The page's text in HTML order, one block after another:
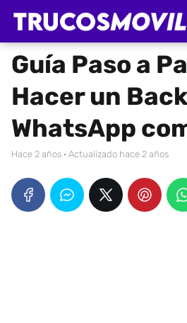
Guía Paso a
Hacer un
WhatsApp
hace 2 años · Actualizado hace 2 años